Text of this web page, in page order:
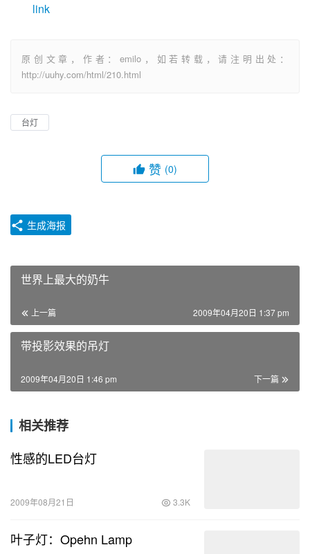
link
原创文章，作者：emilo，如若转载，请注明出处：
http://uuhy.com/html/210.html
台灯
赞 (0)
生成海报
世界上最大的奶牛
上一篇 2009年04月20日 1:37 pm
带投影效果的吊灯
下一篇
2009年04月20日 1:46 pm
相关推荐
性感的LED台灯
2009年08月21日 3.3K
叶子灯：Opehn Lamp